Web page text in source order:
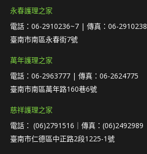
永春護理之家
電話：06-2910236~7 | 傳真：06-2910238
臺南市南區永春街7號
萬年護理之家
電話：06-2963777 | 傳真：06-2624775
臺南市南區萬年路160巷6號
慈祥護理之家
電話： (06)2791516｜傳真：(06)2492989
臺南市仁德區中正路2段1225-1號